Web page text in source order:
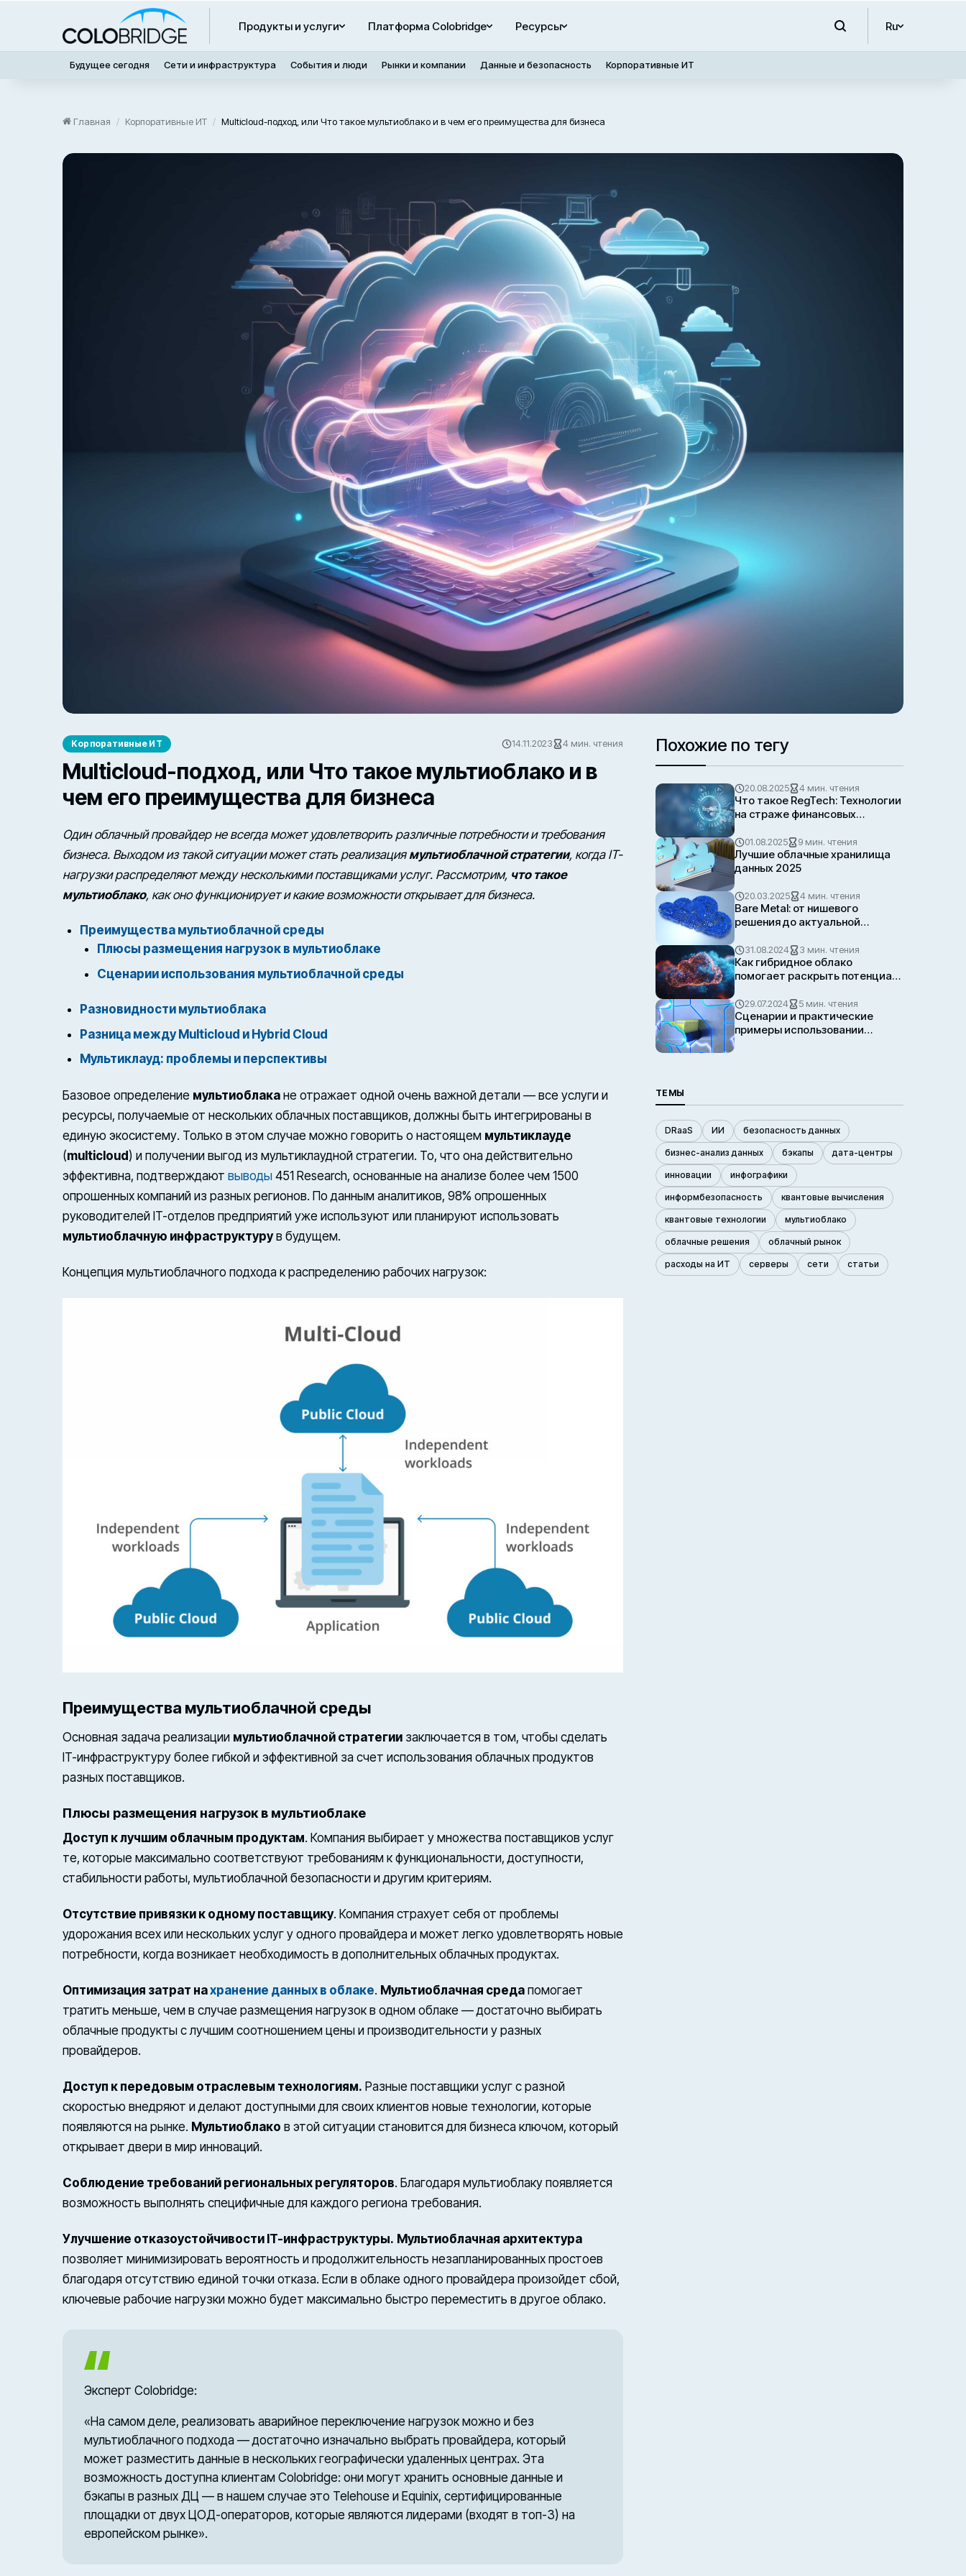
Продукты и услуги Платформа Colobridge Ресурсы Ru
Будущее сегодня Сети и инфраструктура События и люди Рынки и компании Данные и безопасность Корпоративные ИТ
Главная / Корпоративные ИТ / Multicloud-подход, или Что такое мультиоблако и в чем его преимущества для бизнеса
Корпоративные ИТ
Multicloud-подход, или Что такое мультиоблако и в
чем его преимущества для бизнеса
14.11.2023 4 мин. чтения
Один облачный провайдер не всегда может удовлетворить различные потребности и требования
бизнеса. Выходом из такой ситуации может стать реализация мультиоблачной стратегии, когда IT-
нагрузки распределяют между несколькими поставщиками услуг. Рассмотрим, что такое
мультиоблако, как оно функционирует и какие возможности открывает для бизнеса.
Преимущества мультиоблачной среды
Плюсы размещения нагрузок в мультиоблаке
Сценарии использования мультиоблачной среды
Разновидности мультиоблака
Разница между Multicloud и Hybrid Cloud
Мультиклауд: проблемы и перспективы
Базовое определение мультиоблака не отражает одной очень важной детали — все услуги и
ресурсы, получаемые от нескольких облачных поставщиков, должны быть интегрированы в
единую экосистему. Только в этом случае можно говорить о настоящем мультиклауде
(multicloud ) и получении выгод из мультиклаудной стратегии. То, что она действительно
эффективна, подтверждают выводы 451 Research, основанные на анализе более чем 1500
опрошенных компаний из разных регионов. По данным аналитиков, 98% опрошенных
руководителей IT-отделов предприятий уже используют или планируют использовать
мультиоблачную инфраструктурув будущем.
Концепция мультиоблачного подхода к распределению рабочих нагрузок:
Преимущества мультиоблачной среды
Основная задача реализации мультиоблачной стратегии заключается в том, чтобы сделать
IT-инфраструктуру более гибкой и эффективной за счет использования облачных продуктов
разных поставщиков.
Плюсы размещения нагрузок в мультиоблаке
Доступ к лучшим облачным продуктам. Компания выбирает у множества поставщиков услуг
те, которые максимально соответствуют требованиям к функциональности, доступности,
стабильности работы, мультиоблачной безопасности и другим критериям.
Отсутствие привязки к одному поставщику. Компания страхует себя от проблемы
удорожания всех или нескольких услуг у одного провайдера и может легко удовлетворять новые
потребности, когда возникает необходимость в дополнительных облачных продуктах.
Оптимизация затрат нахранение данных в облаке. Мультиоблачная среда помогает
тратить меньше, чем в случае размещения нагрузок в одном облаке — достаточно выбирать
облачные продукты с лучшим соотношением цены и производительности у разных
провайдеров.
Доступ к передовым отраслевым технологиям. Разные поставщики услуг с разной
скоростью внедряют и делают доступными для своих клиентов новые технологии, которые
появляются на рынке. Мультиоблако в этой ситуации становится для бизнеса ключом, который
открывает двери в мир инноваций.
Соблюдение требований региональных регуляторов. Благодаря мультиоблаку появляется
возможность выполнять специфичные для каждого региона требования.
Улучшение отказоустойчивости IT-инфраструктуры. Мультиоблачная архитектура
позволяет минимизировать вероятность и продолжительность незапланированных простоев
благодаря отсутствию единой точки отказа. Если в облаке одного провайдера произойдет сбой,
ключевые рабочие нагрузки можно будет максимально быстро переместить в другое облако.
Эксперт Colobridge:
«На самом деле, реализовать аварийное переключение нагрузок можно и без
мультиоблачного подхода — достаточно изначально выбрать провайдера, который
может разместить данные в нескольких географически удаленных центрах. Эта
возможность доступна клиентам Colobridge: они могут хранить основные данные и
бэкапы в разных ДЦ — в нашем случае это Telehouse и Equinix, сертифицированные
площадки от двух ЦОД-операторов, которые являются лидерами (входят в топ-3) на
европейском рынке».
Похожие по тегу
Что такое RegTech: Технологии
на страже финансовых
20.08.2025 4 мин. чтения
Лучшие облачные хранилища
данных 2025
01.08.2025 9 мин. чтения
Bare Metal: от нишевого
решения до актуальной
20.03.2025 4 мин. чтения
Как гибридное облако
помогает раскрыть потенциал
интеллекта
31.08.2024 3 мин. чтения
Сценарии и практические
примеры использовании
29.07.2024 5 мин. чтения
ТЕМЫ
DRaaS ИИ безопасность данных
бизнес-анализ данных бэкапы дата-центры
инновации инфографики
информбезопасность квантовые вычисления
квантовые технологии мультиоблако
облачные решения облачный рынок
расходы на ИТ серверы сети статьи